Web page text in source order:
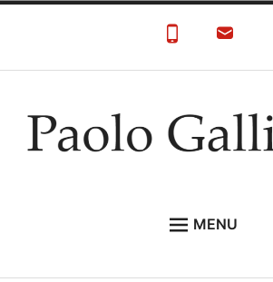
Paolo Gallinaro
MENU